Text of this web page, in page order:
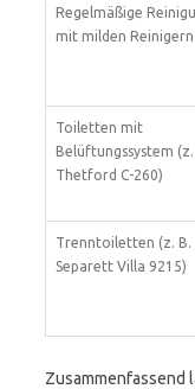
Regelmäßige
mit milden Reinigern
Toiletten mit
Belüftungssystem (z.
Thetford C-260)
Trenntoiletten (z. B.
Separett Villa 9215)
Zusammenfassend